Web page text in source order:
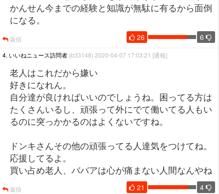
かんせん今までの経験と知識が無駄に有るから面倒
になる。
26 6
返信
4. いいねニュース訪問者 (b33148) 2020-04-07 17:03:21 [通報]
老人はこれだから嫌い
好きになれん。
自分達が良ければいいのでしょうね。困ってる方は
たくさんいるし、頑張って外にでて働いてる人もい
るのに突っかかるのはよくないですね。
ドンキさんその他の頑張ってる人達気をつけてね。
応援してるよ。
買い占め老人、ババアは心が痛まない人間なんやね
21 4
返信